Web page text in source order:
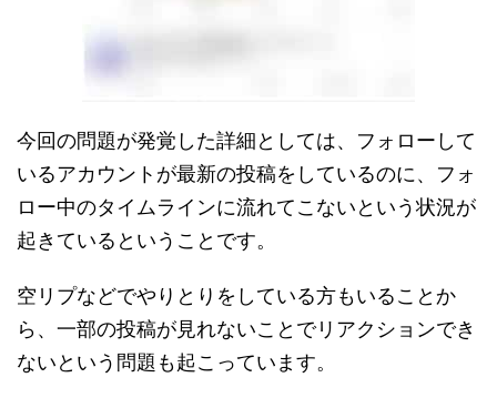
今回の問題が発覚した詳細としては、フォローして
いるアカウントが最新の投稿をしているのに、フォ
ロー中のタイムラインに流れてこないという状況が
起きているということです。
空リプなどでやりとりをしている方もいることか
ら、一部の投稿が見れないことでリアクションでき
ないという問題も起こっています。